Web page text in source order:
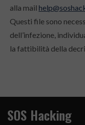
alla mail
Questi file sono
dell’infezione,
la fattibilità della
SOS Hacking